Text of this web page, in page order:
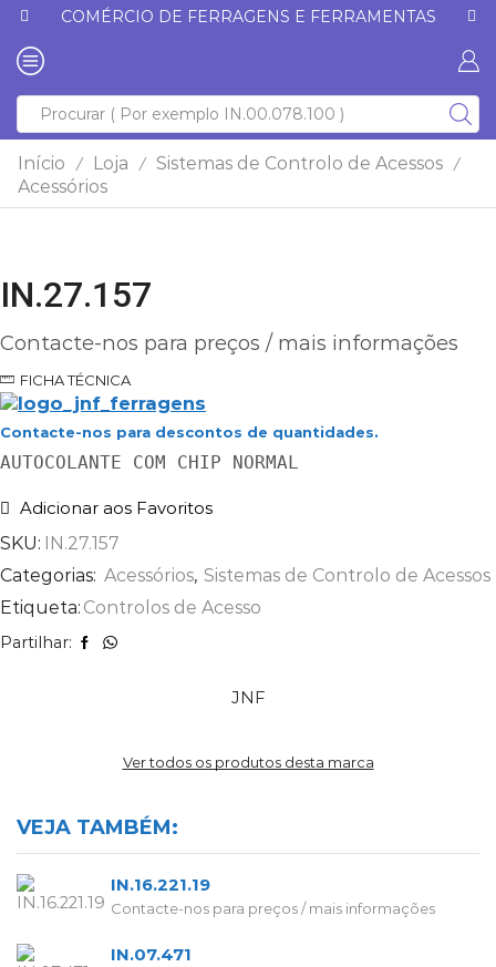
COMÉRCIO DE FERRAGENS E FERRAMENTAS
Início / Loja / Sistemas de Controlo de Acessos /
Acessórios
IN.27.157
Contacte-nos para preços / mais informações
FICHA TÉCNICA
Contacte-nos para descontos de quantidades.
AUTOCOLANTE COM CHIP NORMAL
Adicionar aos Favoritos
SKU: IN.27.157
Categorias: Acessórios, Sistemas de Controlo de Acessos
Etiqueta: Controlos de Acesso
Partilhar:
JNF
Ver todos os produtos desta marca
VEJA TAMBÉM:
IN.16.221.19
Contacte-nos para preços / mais informações
IN.07.471